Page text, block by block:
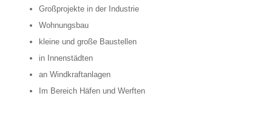
Großprojekte in der Industrie
Wohnungsbau
kleine und große Baustellen
in Innenstädten
an Windkraftanlagen
Im Bereich Häfen und Werften